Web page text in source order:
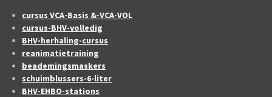
cursus VCA-Basis &-VCA-VOL
cursus-BHV-volledig
BHV-herhaling-cursus
reanimatietraining
beademingsmaskers
schuimblussers-6-liter
BHV-EHBO-stations